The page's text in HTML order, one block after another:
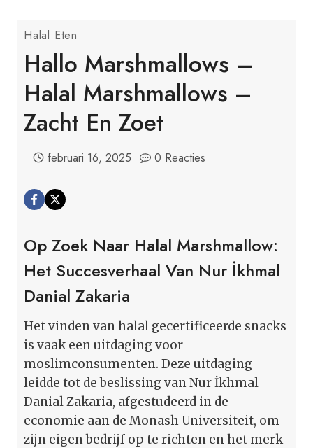
Halal Eten
Hallo Marshmallows –
Halal Marshmallows –
Zacht En Zoet
februari 16, 2025 0 Reacties
Op Zoek Naar Halal Marshmallow:
Het Succesverhaal Van Nur İkhmal
Danial Zakaria
Het vinden van halal gecertificeerde snacks
is vaak een uitdaging voor
moslimconsumenten. Deze uitdaging
leidde tot de beslissing van Nur İkhmal
Danial Zakaria, afgestudeerd in de
economie aan de Monash Universiteit, om
zijn eigen bedrijf op te richten en het merk